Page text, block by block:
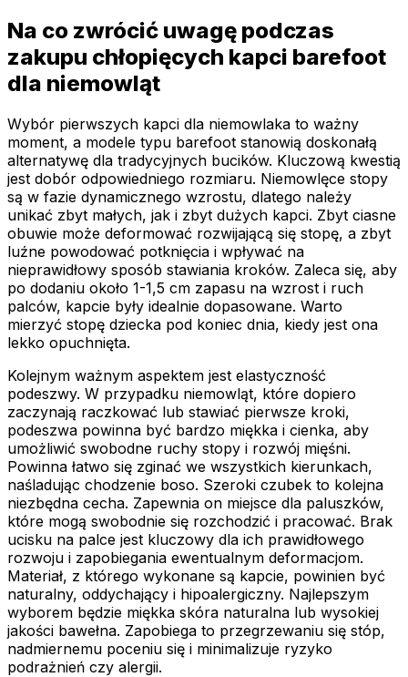
Na co zwrócić uwagę podczas
zakupu chłopięcych kapci barefoot
dla niemowląt
Wybór pierwszych kapci dla niemowlaka to ważny
moment, a modele typu barefoot stanowią doskonałą
alternatywę dla tradycyjnych bucików. Kluczową kwestią
jest dobór odpowiedniego rozmiaru. Niemowlęce stopy
są w fazie dynamicznego wzrostu, dlatego należy
unikać zbyt małych, jak i zbyt dużych kapci. Zbyt ciasne
obuwie może deformować rozwijającą się stopę, a zbyt
luźne powodować potknięcia i wpływać na
nieprawidłowy sposób stawiania kroków. Zaleca się, aby
po dodaniu około 1-1,5 cm zapasu na wzrost i ruch
palców, kapcie były idealnie dopasowane. Warto
mierzyć stopę dziecka pod koniec dnia, kiedy jest ona
lekko opuchnięta.
Kolejnym ważnym aspektem jest elastyczność
podeszwy. W przypadku niemowląt, które dopiero
zaczynają raczkować lub stawiać pierwsze kroki,
podeszwa powinna być bardzo miękka i cienka, aby
umożliwić swobodne ruchy stopy i rozwój mięśni.
Powinna łatwo się zginać we wszystkich kierunkach,
naśladując chodzenie boso. Szeroki czubek to kolejna
niezbędna cecha. Zapewnia on miejsce dla paluszków,
które mogą swobodnie się rozchodzić i pracować. Brak
ucisku na palce jest kluczowy dla ich prawidłowego
rozwoju i zapobiegania ewentualnym deformacjom.
Materiał, z którego wykonane są kapcie, powinien być
naturalny, oddychający i hipoalergiczny. Najlepszym
wyborem będzie miękka skóra naturalna lub wysokiej
jakości bawełna. Zapobiega to przegrzewaniu się stóp,
nadmiernemu poceniu się i minimalizuje ryzyko
podrażnień czy alergii.